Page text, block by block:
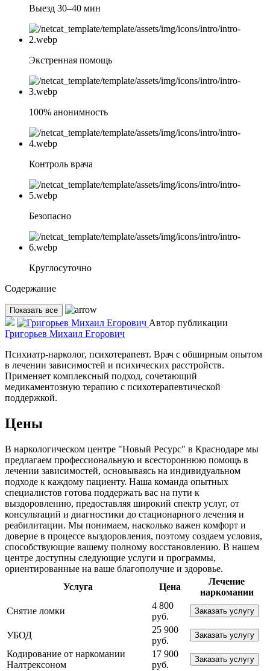
Выезд 30–40 мин
Экстренная помощь
100% анонимность
Контроль врача
Безопасно
Круглосуточно
Содержание
Показать все
Автор публикации
Григорьев Михаил Егорович
Психиатр-нарколог, психотерапевт. Врач с обширным опытом
в лечении зависимостей и психических расстройств.
Применяет комплексный подход, сочетающий
медикаментозную терапию с психотерапевтической
поддержкой.
Цены
В наркологическом центре "Новый Ресурс" в Краснодаре мы
предлагаем профессиональную и всестороннюю помощь в
лечении зависимостей, основываясь на индивидуальном
подходе к каждому пациенту. Наша команда опытных
специалистов готова поддержать вас на пути к
выздоровлению, предоставляя широкий спектр услуг, от
консультаций и диагностики до стационарного лечения и
реабилитации. Мы понимаем, насколько важен комфорт и
доверие в процессе выздоровления, поэтому создаем условия,
способствующие вашему полному восстановлению. В нашем
центре доступны следующие услуги и программы,
ориентированные на ваше благополучие и здоровье.
Услуга
Цена
Лечение
наркомании
Снятие ломки
4 800
руб.
Заказать услугу
УБОД
25 900
руб.
Заказать услугу
Кодирование от наркомании
Налтрексоном
17 900
руб.
Заказать услугу